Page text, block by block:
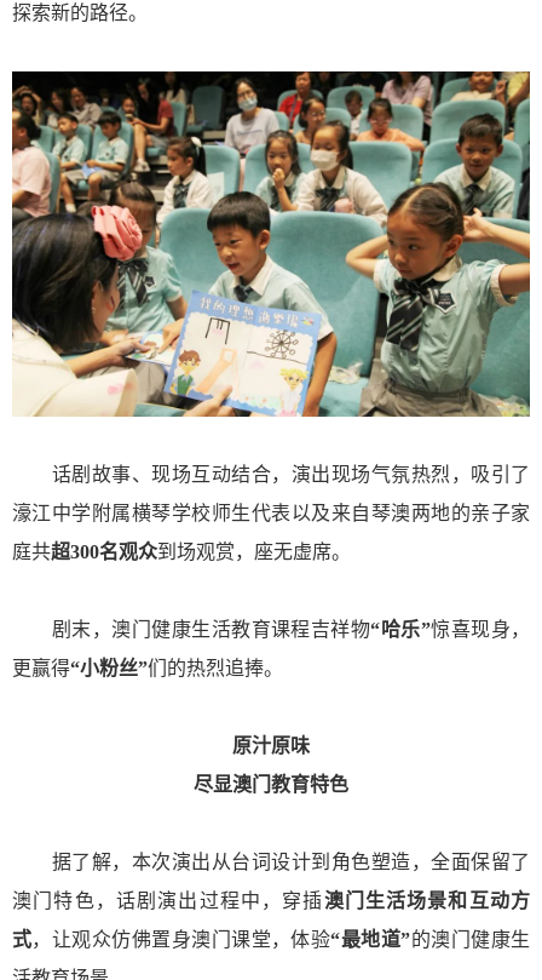
探索新的路径。
话剧故事、现场互动结合，演出现场气氛热烈，吸引了
濠江中学附属横琴学校师生代表以及来自琴澳两地的亲子家
庭共超300名观众到场观赏，座无虚席。
剧末，澳门健康生活教育课程吉祥物“哈乐”惊喜现身，
更赢得“小粉丝”们的热烈追捧。
原汁原味
尽显澳门教育特色
据了解，本次演出从台词设计到角色塑造，全面保留了
澳门特色，话剧演出过程中，穿插澳门生活场景和互动方
式，让观众仿佛置身澳门课堂，体验“最地道”的澳门健康生